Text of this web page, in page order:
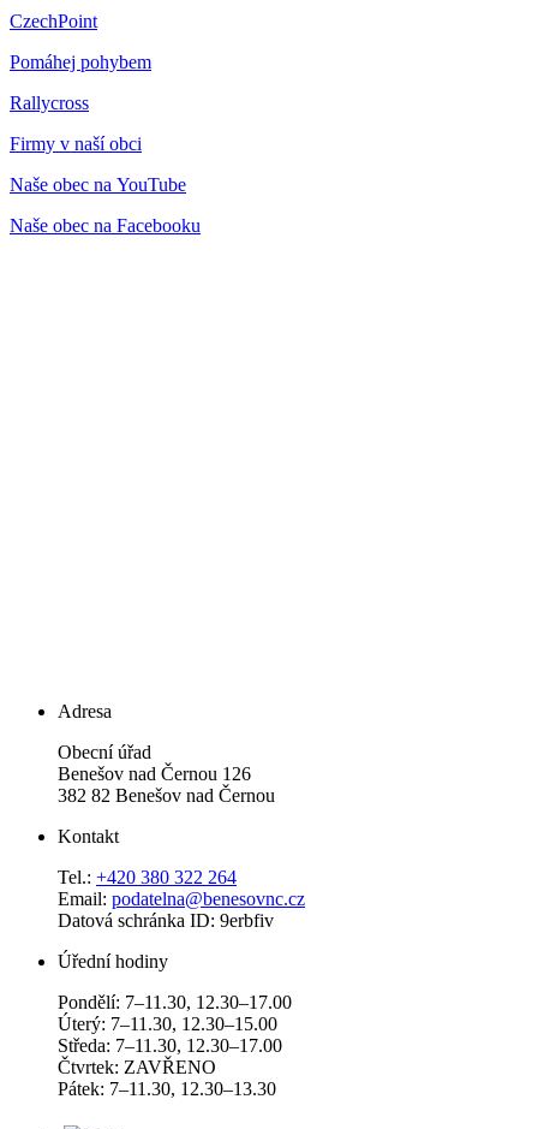
CzechPoint
Pomáhej pohybem
Rallycross
Firmy v naší obci
Naše obec na YouTube
Naše obec na Facebooku
Adresa
Obecní úřad
Benešov nad Černou 126
382 82 Benešov nad Černou
Kontakt
Tel.: +420 380 322 264
Email: podatelna@benesovnc.cz
Datová schránka ID: 9erbfiv
Úřední hodiny
Pondělí: 7–11.30, 12.30–17.00
Úterý: 7–11.30, 12.30–15.00
Středa: 7–11.30, 12.30–17.00
Čtvrtek: ZAVŘENO
Pátek: 7–11.30, 12.30–13.30